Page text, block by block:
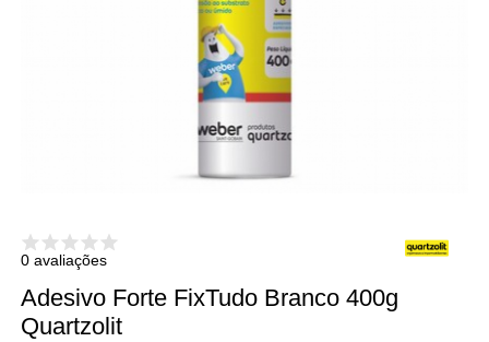
0 avaliações
Adesivo Forte FixTudo Branco 400g
Quartzolit